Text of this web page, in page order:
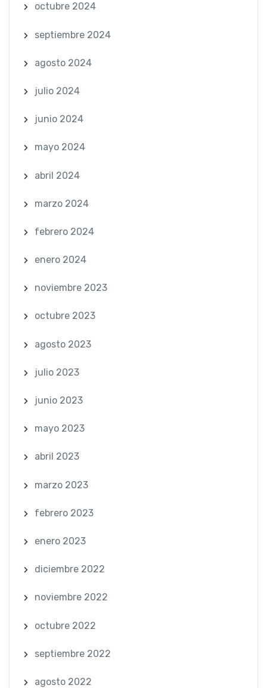
octubre 2024
septiembre 2024
agosto 2024
julio 2024
junio 2024
mayo 2024
abril 2024
marzo 2024
febrero 2024
enero 2024
noviembre 2023
octubre 2023
agosto 2023
julio 2023
junio 2023
mayo 2023
abril 2023
marzo 2023
febrero 2023
enero 2023
diciembre 2022
noviembre 2022
octubre 2022
septiembre 2022
agosto 2022